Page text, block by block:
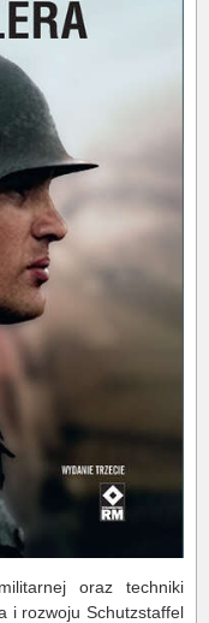
oraz techniki
i rozwoju Schutzstaffel